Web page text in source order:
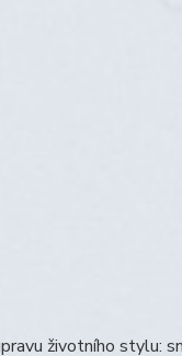
životního stylu: